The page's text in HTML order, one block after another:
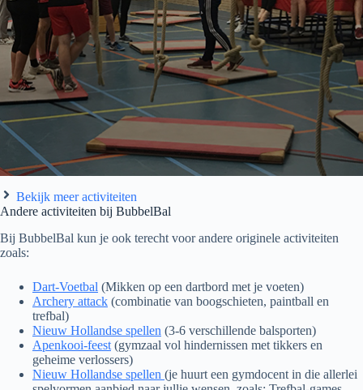
Bekijk meer activiteiten
Andere activiteiten bij BubbelBal
Bij BubbelBal kun je ook terecht voor andere originele activiteiten
zoals:
Dart-Voetbal (Mikken op een dartbord met je voeten)
Archery attack (combinatie van boogschieten, paintball en
trefbal)
Nieuw Hollandse spellen (3-6 verschillende balsporten)
Apenkooi-feest (gymzaal vol hindernissen met tikkers en
geheime verlossers)
Nieuw Hollandse spellen (je huurt een gymdocent in die allerlei